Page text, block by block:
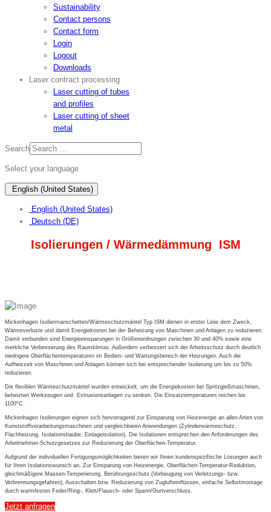
Sustainability
Contact persons
Contact form
Login
Logout
Downloads
Laser contract processing
Laser cutting of tubes
and profiles
Laser cutting of sheet
metal
Search
Select your language
English (United States)
English (United States)
Deutsch (DE)
Isolierungen / Wärmedämmung ISM
Mickenhagen Isoliermanschetten/Wärmeschutzmäntel Typ ISM dienen in erster Linie dem Zweck,
Wärmeverluste und damit Energiekosten bei der Beheizung von Maschinen und Anlagen zu reduzieren.
Damit verbunden sind Energieeinsparungen in Größenordnungen zwischen 30 und 40% sowie eine
merkliche Verbesserung des Raumklimas. Außerdem verbessert sich der Arbeitsschutz durch deutlich
niedrigere Oberflächentemperaturen im Bedien- und Wartungsbereich der Heizungen. Auch die
Aufheizzeit von Maschinen und Anlagen können sich bei entsprechender Isolierung um bis zu 50%
reduzieren.
Die flexiblen Wärmeschutzmäntel wurden entwickelt, um die Energiekosten bei Spritzgießmaschinen,
beheizten Werkzeugen und Extrusionsanlagen zu senken. Die Einsatztemperaturen reichen bis
1100°C.
Mickenhagen Isolierungen eignen sich hervorragend zur Einsparung von Heizenergie an allen Arten von
Kunststoffverarbeitungsmaschinen und vergleichbaren Anwendungen (Zylinderwärmeschutz,
Flachheizung, Isolationshaube, Einlageisolation). Die Isolationen entsprechen den Anforderungen des
Arbeitnehmer-Schutzgesetzes zur Reduzierung der Oberflächen-Temperatur.
Aufgrund der individuellen Fertigungsmöglichkeiten bieten wir Ihnen kundenspezifische Lösungen auch
für Ihren Isolationswunsch an. Zur Einsparung von Heizenergie, Oberflächen-Temperatur-Reduktion,
gleichmäßigere Massen-Temperierung, Berührungsschutz (Vorbeugung von Verletzungs- bzw.
Verbrennungsgefahren), Ausschalten bzw. Reduzierung von Zuglufteinflüssen, einfache Selbstmontage
durch warmfesten Feder/Ring-, Klett/Flausch- oder Spann/Gurtverschluss.
Jetzt anfragen